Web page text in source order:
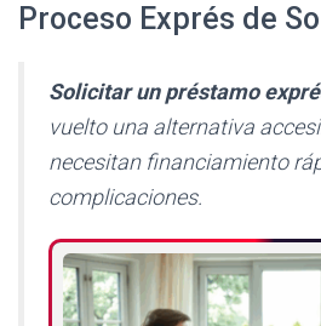
Proceso Exprés de
Solicitar un préstamo
vuelto una alternativa
necesitan financiamiento
complicaciones.